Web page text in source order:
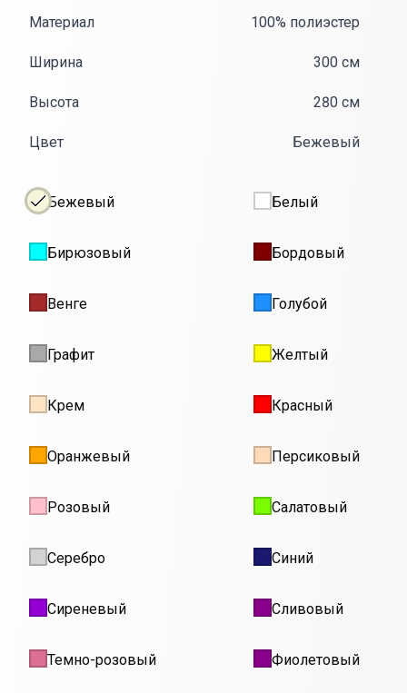
Материал 100% полиэстер
Ширина 300 см
Высота 280 см
Цвет Бежевый
Бежевый Белый
Бирюзовый Бордовый
Венге Голубой
Графит Желтый
Крем Красный
Оранжевый Персиковый
Розовый Салатовый
Серебро Синий
Сиреневый Сливовый
Темно-розовый Фиолетовый